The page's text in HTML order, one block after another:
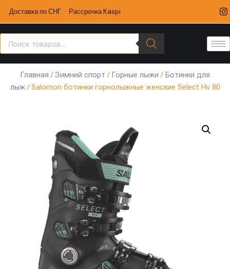
Доставка по СНГ · Рассрочка Kaspi
Главная /Зимний спорт / Горные лыжи / Ботинки для
лыж/ Salomon ботинки горнолыжные женские Select Hv 80